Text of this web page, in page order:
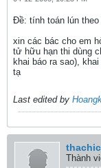
Ðề: tính toán lún theo
xin các bác cho em
tử hữu hạn thi dùng
khai báo ra sao),
tạ
Last edited by
Thành